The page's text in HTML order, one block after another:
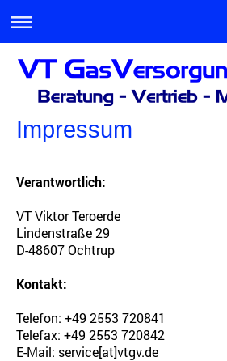
Impressum
Verantwortlich:
VT Viktor Teroerde
Lindenstraße 29
D-48607 Ochtrup
Kontakt:
Telefon: +49 2553 720841
Telefax: +49 2553 720842
E-Mail: service[at]vtgv.de